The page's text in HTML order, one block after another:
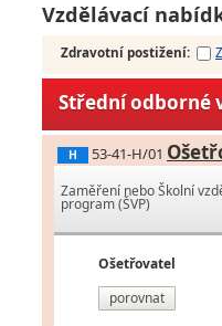
Vzdělávací
Zdravotní postižení:
Střední odborné
H 53-41-H/01
Zaměření nebo Školní
program (ŠVP)
Ošetřovatel
porovnat